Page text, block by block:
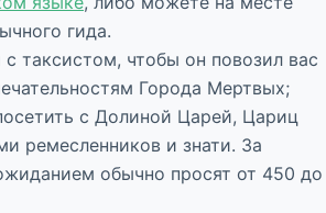
гида.
таксистом, чтобы он повозил вас
Города Мертвых;
с Долиной Царей, Цариц
ремесленников и знати. За
обычно просят от 450 до